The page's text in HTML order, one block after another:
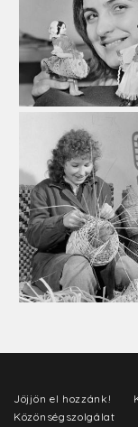
Jöjjön el hozzánk!
Közönségszolgálat